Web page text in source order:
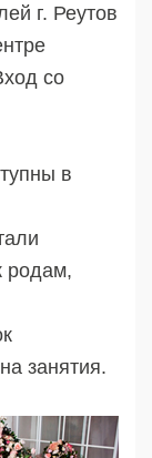
г. Реутов
со
в
родам,
занятия.